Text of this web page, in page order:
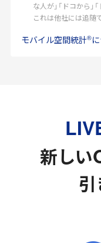
な人が」「ドコから」
これは他社には追随
モバイル空間統計®
新しい